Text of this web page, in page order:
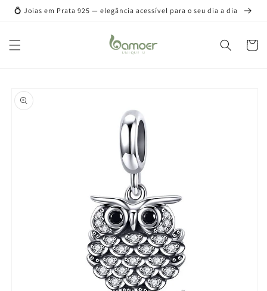
para o
💍 Joias em Prata 925 — elegância acessível para o seu dia a dia
as
informações